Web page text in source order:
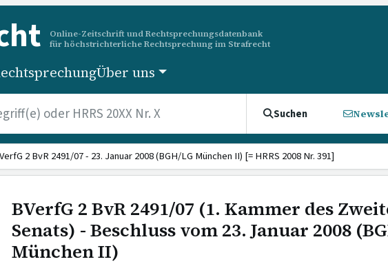
Online-Zeitschrift und Rechtsprechungsdatenbank
für höchstrichterliche Rechtsprechung im Strafrecht
Über uns
Suchen
2 BvR 2491/07 - 23. Januar 2008 (BGH/LG München II) [= HRRS 2008 Nr. 391]
BVerfG 2 BvR 2491/07 (1. Kammer des
Senats) - Beschluss vom 23. Januar 2008
München II)